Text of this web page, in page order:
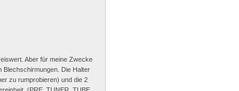
Aber für meine Zwecke
Blechschirmungen. Die Halter
zu rumprobieren) und die 2